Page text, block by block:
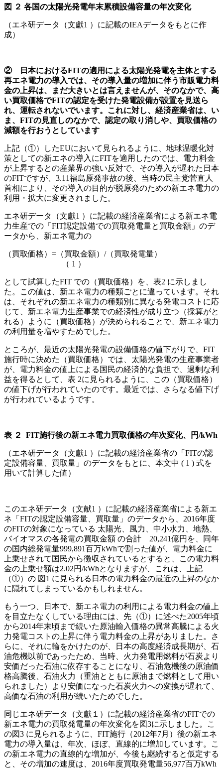
図 ２ 各国の太陽光発電年末累積設備容量の年次変化
（エネ研データ（文獻1 ）に記載のIEAデータをもとに作
成）
② 日本におけるFITの適用による太陽光発電を主体とする
再エネ電力の導入では、その導入量の増加に伴う市販電力料
金の上昇は、まだ大きいとは言えませんが、そのなかで、高
い買取価格でFITの認定を受けた発電設備が設置を見送ら
れ、運転されないでいます。これに対し、経済産業省は、い
ま、FITの見直しのなかで、認定の取り消しや、買取価格の
減額を行おうとしています
上記（①）したEUにおいて見られるように、地球温暖化対
策としての新エネの導入にFITを適用したのでは、電力料金
が上昇するとの産業界の強い反対で、その導入が遅れた日本
のFITですが、3.11福島原発事故の後、当時の民主党菅直人
首相により、その導入の目的が脱原発のための新エネ電力の
利用・拡大に変更されました。
エネ研データ（文獻1 ）に記載の経済産業省による新エネ電
力生産での「FIT認定設備での買取発電量と買取金額」のデ
ータから、新エネ電力の
（買取価格）=（買取金額）/（買取発電量）
（ 1 ）
として試算したFIT での（買取価格）を、表2 に示しまし
た。この値は、新エネ電力の種類ごとに違っています。それ
は、それぞれの新エネ電力の種類別に異なる発電コストに応
じて、新エネ電力生産事業での経済性が成り立つ（採算がと
れる）ように（買取価格）が決められることで、新エネ電力
の利用量を増やすためでした。
ところが、最近の太陽光発電の設備価格の値下がりで、FIT
施行時に決めた（買取価格）では、太陽光発電の生産事業者
が、電力料金の値上による国民の経済的な負担で、過剰な利
益を得るとして、表 2に見られるように、この（買取価格）
の値下げが行われていたのです。最近では、さらなる値下げ
が行われているようです。
表 ２ FIT施行後の新エネ電力買取価格の年次変化、円/kWh
（エネ研データ（文獻1 ）に記載の経済産業省の「FITの認
定設備容量、買取量」のデータをもとに、本文中 ( 1 ) 式を
用いて計算した値）
このエネ研データ（文献1 ）に記載の経済産業省による新エ
ネ「FITの認定設備容量、買取量」のデータから、2016年度
のFITの対象になっている 太陽光、風力、中小水力、地熱、
バイオマスの各発電の買取金額 の合計 20,241億円を、同年
の国内総発電量999,891百万kWhで割った値が、電力料金に
上乗せされて国民から徴収されているとすると、この電力料
金の上乗せ額は2.02円/kWhとなりますが、これは、上記
（①）の 図1 に見られる日本の電力料金の最近の上昇のなか
に隠れてしまっているかもしれません。
もう一つ、日本で、新エネ電力の利用による電力料金の値上
を目立たなくしている理由には、先（①）に述べた2005年頃
から2014年末頃まで続いた原油輸入価格の異常高騰による火
力発電コストの上昇に伴う電力料金の上昇がありました。さ
らに、それに輪をかけたのが、日本の高度経済成長期が、石
油危機以前であったため、当時、火力発電用燃料が石炭より
安価だった石油に依存することになり、石油危機後の原油価
格高騰後、石油火力（重油とともに原油まで燃料として用い
られました）より安価になった石炭火力への変換が遅れて、
高価な石油の利用が続いたためでした。
同じエネ研データ（文獻１）に記載の経済産業省のFITでの
新エネ電力の買取発電量の年次変化を図3に示しました。こ
の図3 に見られるように、FIT施行（2012年7月）後の新エネ
電力の導入量は、年次、ほぼ、直線的に増加しています。こ
の新エネ電力の直線的な増加が、今後も継続すると仮定する
と、その増加の速度は、2016年度買取発電量56,977百万kWh